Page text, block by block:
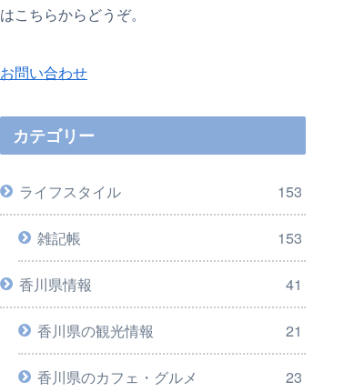
はこちらからどうぞ。
お問い合わせ
カテゴリー
ライフスタイル 153
雑記帳 153
香川県情報 41
香川県の観光情報 21
香川県のカフェ・グルメ 23